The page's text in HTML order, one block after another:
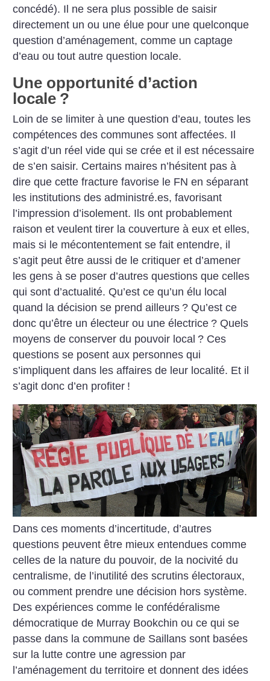
concédé). Il ne sera plus possible de saisir
directement un ou une élue pour une quelconque
question d’aménagement, comme un captage
d’eau ou tout autre question locale.
Une opportunité d’action
locale ?
Loin de se limiter à une question d’eau, toutes les
compétences des communes sont affectées. Il
s’agit d’un réel vide qui se crée et il est nécessaire
de s’en saisir. Certains maires n’hésitent pas à
dire que cette fracture favorise le FN en séparant
les institutions des administré.es, favorisant
l’impression d’isolement. Ils ont probablement
raison et veulent tirer la couverture à eux et elles,
mais si le mécontentement se fait entendre, il
s’agit peut être aussi de le critiquer et d’amener
les gens à se poser d’autres questions que celles
qui sont d’actualité. Qu’est ce qu’un élu local
quand la décision se prend ailleurs ? Qu’est ce
donc qu’être un électeur ou une électrice ? Quels
moyens de conserver du pouvoir local ? Ces
questions se posent aux personnes qui
s’impliquent dans les affaires de leur localité. Et il
s’agit donc d’en profiter !
Dans ces moments d’incertitude, d’autres
questions peuvent être mieux entendues comme
celles de la nature du pouvoir, de la nocivité du
centralisme, de l’inutilité des scrutins électoraux,
ou comment prendre une décision hors système.
Des expériences comme le confédéralisme
démocratique de Murray Bookchin ou ce qui se
passe dans la commune de Saillans sont basées
sur la lutte contre une agression par
l’aménagement du territoire et donnent des idées